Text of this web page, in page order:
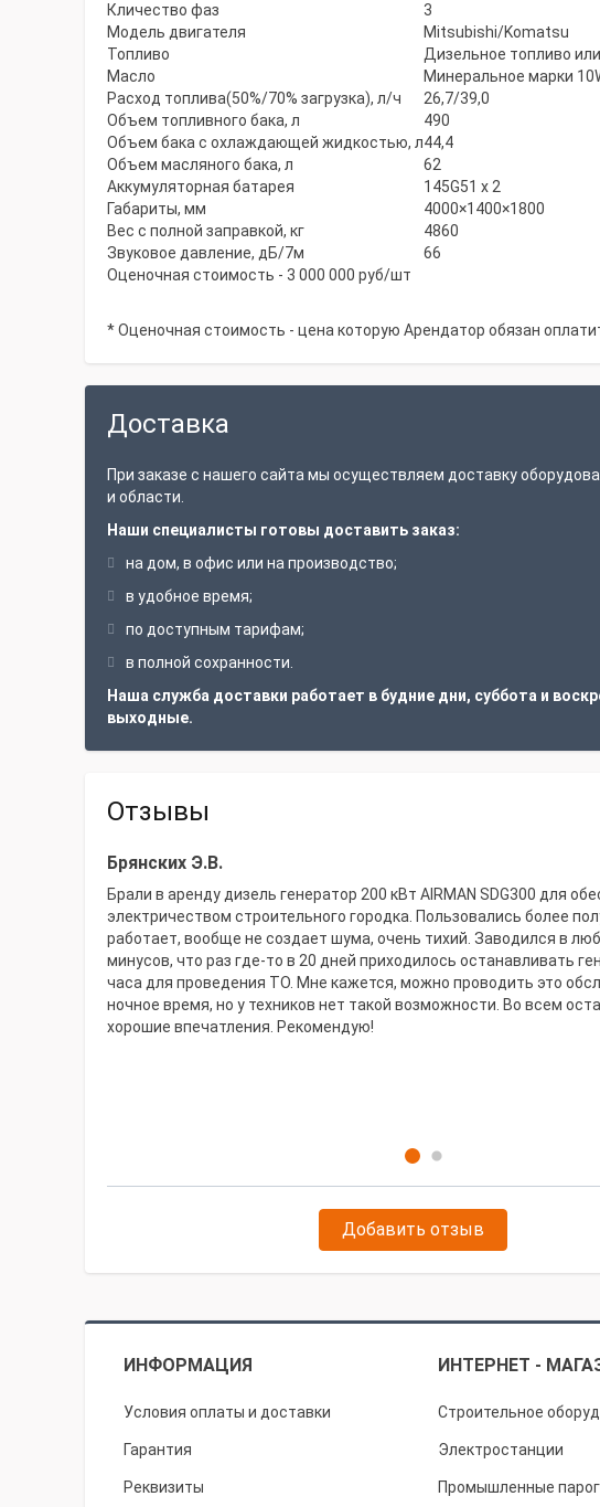
Кличество фаз
3
Модель двигателя
Mitsubishi/Komatsu
Топливо
Дизельное топливо
Масло
Минеральное марки
Расход топлива(50%/70% загрузка), л/ч
26,7/39,0
Объем топливного бака, л
490
Объем бака с охлаждающей жидкостью, л44,4
Объем масляного бака, л
62
Аккумуляторная батарея
145G51 x 2
Габариты, мм
4000×1400×1800
Вес с полной заправкой, кг
4860
Звуковое давление, дБ/7м
66
Оценочная стоимость - 3 000 000 руб/шт
* Оценочная стоимость - цена которую Арендатор обязан
Доставка
При заказе с нашего сайта мы осуществляем доставку
и области.
Наши специалисты готовы доставить заказ:
на дом, в офис или на производство;
в удобное время;
по доступным тарифам;
в полной сохранности.
Наша служба доставки работает в будние дни, суббота и
выходные.
Отзывы
Брянских Э.В.
Брали в аренду дизель генератор 200 кВт AIRMAN SDG300 для
электричеством строительного городка. Пользовались более
работает, вообще не создает шума, очень тихий. Заводился в
минусов, что раз где-то в 20 дней приходилось останавливать
часа для проведения ТО. Мне кажется, можно проводить это
ночное время, но у техников нет такой возможности. Во всем
хорошие впечатления. Рекомендую!
Добавить отзыв
ИНФОРМАЦИЯ ИНТЕРНЕТ -
Условия оплаты и доставки
Гарантия
Реквизиты
Строительное
Электростанции
Промышленные